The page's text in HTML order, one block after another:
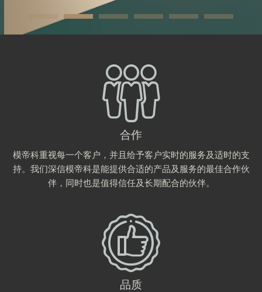
合作
模帝科重视每一个客户，并且给予客户实时的服务及适时的支
持。我们深信模帝科是能提供合适的产品及服务的最佳合作伙
伴，同时也是值得信任及长期配合的伙伴。
品质